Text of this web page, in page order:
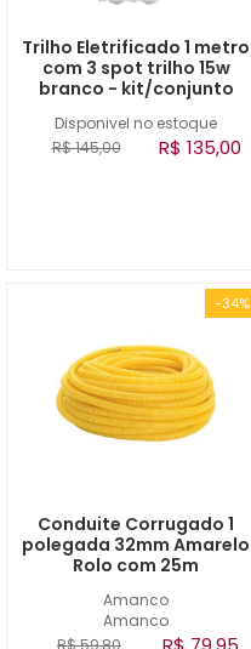
Disponivel no estoque
Trilho Eletrificado 1 metro
com 3 spot trilho 15w
branco - kit/conjunto
R$ 145,00 R$ 135,00
-34%
Amanco
Amanco
Conduite Corrugado 1
polegada 32mm Amarelo
Rolo com 25m
R$ 59,80